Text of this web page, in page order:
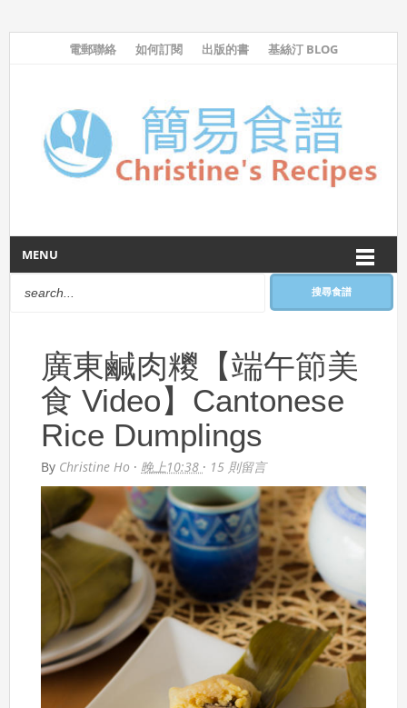
電郵聯絡 如何訂閱 出版的書 基絲汀 BLOG
MENU
搜尋食譜
廣東鹹肉糭【端午節美
食 Video】Cantonese
Rice Dumplings
By Christine Ho · 晚上10:38 · 15 則留言